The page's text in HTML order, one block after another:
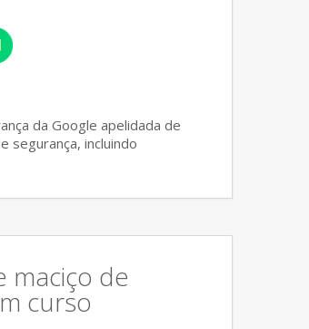
da Google apelidada de
segurança, incluindo
maciço de
curso